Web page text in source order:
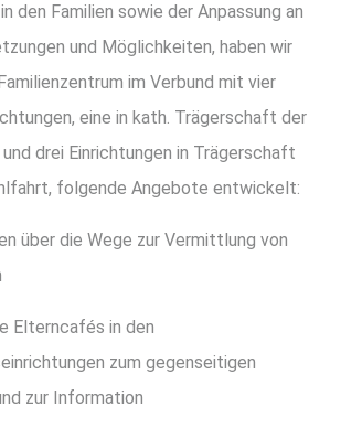
den Familien sowie der Anpassung an
und Möglichkeiten, haben wir
im Verbund mit vier
eine in kath. Trägerschaft der
drei Einrichtungen in Trägerschaft
folgende Angebote entwickelt:
über die Wege zur Vermittlung von
Elterncafés in den
zum gegenseitigen
zur Information